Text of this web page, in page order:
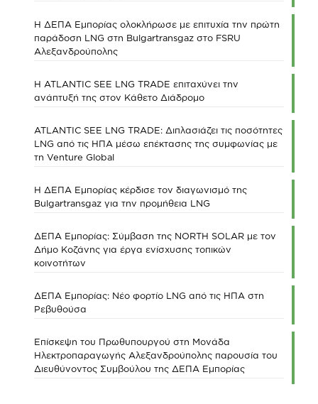
Η ΔΕΠΑ Εμπορίας ολοκλήρωσε με επιτυχία την πρώτη
παράδοση LNG στη Bulgartransgaz στο FSRU
Αλεξανδρούπολης
Η ATLANTIC SEE LNG TRADE επιταχύνει την
ανάπτυξή της στον Κάθετο Διάδρομο
ATLANTIC SEE LNG TRADE: Διπλασιάζει τις ποσότητες
LNG από τις ΗΠΑ μέσω επέκτασης της συμφωνίας με
τη Venture Global
Η ΔΕΠΑ Εμπορίας κέρδισε τον διαγωνισμό της
Bulgartransgaz για την προμήθεια LNG
ΔΕΠΑ Εμπορίας: Σύμβαση της NORTH SOLAR με τον
Δήμο Κοζάνης για έργα ενίσχυσης τοπικών
κοινοτήτων
ΔΕΠΑ Εμπορίας: Νέο φορτίο LNG από τις ΗΠΑ στη
Ρεβυθούσα
Επίσκεψη του Πρωθυπουργού στη Μονάδα
Ηλεκτροπαραγωγής Αλεξανδρούπολης παρουσία του
Διευθύνοντος Συμβούλου της ΔΕΠΑ Εμπορίας